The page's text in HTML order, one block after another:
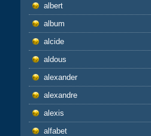
albert
album
alcide
aldous
alexander
alexandre
alexis
alfabet